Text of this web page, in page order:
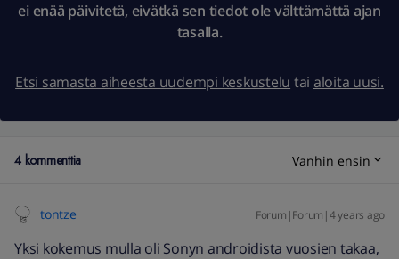
ei enää päivitetä, eivätkä sen tiedot ole välttämättä ajan
tasalla.
Etsi samasta aiheesta uudempi keskustelu tai aloita uusi.
4 kommenttia Vanhin ensin
tontze Forum|Forum|4 years ago
Yksi kokemus mulla oli Sonyn androidista vuosien takaa,